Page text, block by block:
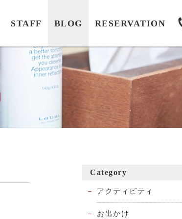
STAFF BLOG RESERVATION
Category
アクティビティ
お出かけ